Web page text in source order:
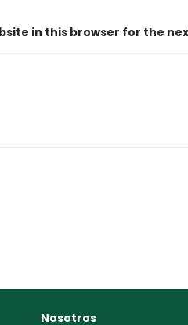
in this browser for the
Nosotros